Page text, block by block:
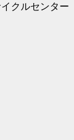
クルセンター